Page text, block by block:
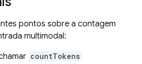
pontos sobre a contagem
multimodal:
countTokens